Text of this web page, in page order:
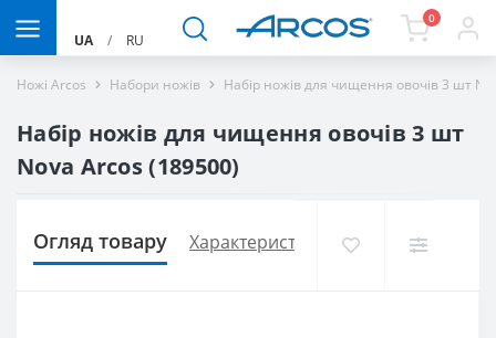
UA / RU
0
Ножі Arcos Набори ножів Набір ножів для чищення овочів 3 шт
Набір ножів для чищення овочів 3 шт
Nova Arcos (189500)
Огляд товару Характеристики Доставка і